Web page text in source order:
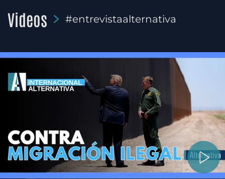
Videos #entrevistaalternativa